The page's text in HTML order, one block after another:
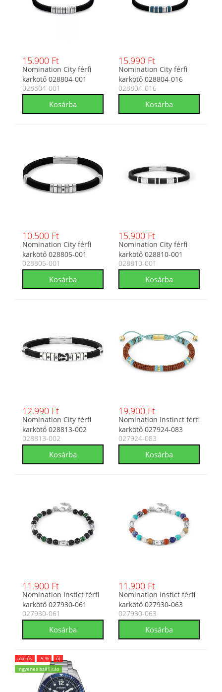
15.900 Ft
Nomination City férfi
karkötő 028804-001
028804-001
15.990 Ft
Nomination City férfi
karkötő 028804-016
028804-016
10.500 Ft
Nomination City férfi
karkötő 028805-001
028805-001
15.900 Ft
Nomination City férfi
karkötő 028810-001
028810-001
12.990 Ft
Nomination City férfi
karkötő 028813-002
028813-002
19.900 Ft
Nomination Instinct férfi
karkötő 027924-083
027924-083
11.900 Ft
Nomination Instict férfi
karkötő 027930-061
027930-061
11.900 Ft
Nomination Instict férfi
karkötő 027930-063
027930-063
akciós -5 %
új
ingyenes szállítás